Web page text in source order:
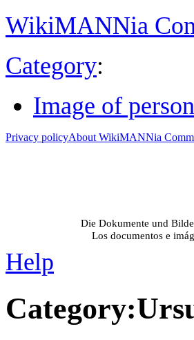
WikiMANNia
Category:
Image of person
Privacy policyAbout WikiMANNia
Die Dokumente und
Los documentos e
Help
Category: